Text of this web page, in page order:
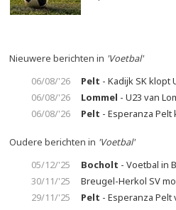
Nieuwere berichten in 'Voetbal'
06/08/'26
Pelt - Kadijk SK klopt
06/08/'26
Lommel - U23 van
06/08/'26
Pelt - Esperanza Pelt
Oudere berichten in 'Voetbal'
05/12/'25
Bocholt - Voetbal in
30/11/'25
Breugel-Herkol SV
29/11/'25
Pelt - Esperanza